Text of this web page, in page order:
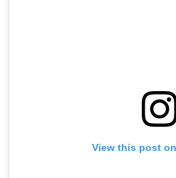
View this post